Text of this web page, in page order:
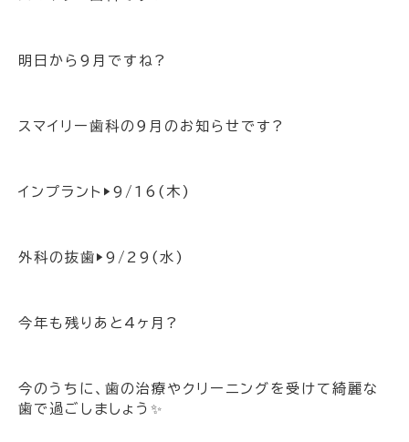
明日から9月ですね?
スマイリー歯科の９月のお知らせです?
インプラント▶︎9/16(木)
外科の抜歯▶︎9/29(水)
今年も残りあと4ヶ月?
今のうちに、歯の治療やクリーニングを受けて綺麗な
歯で過ごしましょう✨